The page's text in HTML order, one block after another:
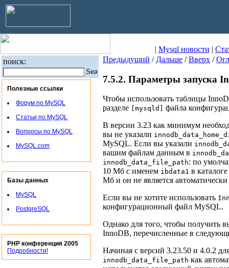
| Mysql новости |
поиск:
Полезные ссылки
Форум по MySQL
Статьи по MySQL
Вопросы по MySQL
MySQL.com
Базы данных
MySQL
PostgreSQL
PHP конференция 2005
Подробности!
Предыдущий / Дальше /Вверх /
7.5.2. Параметры запуска
Чтобы использовать таблицы
разделе
[mysqld]
файла
В версии 3.23 как минимум
вы не указали
MySQL. Если вы указали
вашим файлам данным в
innodb_data_file_path: по
10 Мб с именем ibdata1 в каталоге
Мб и он не является
Если вы не хотите использовать
конфигурационный файл MySQL.
Однако для того, чтобы
InnoDB, перечисленные в
Начиная с версий 3.23.50 и 4.0.2
innodb_data_file_path как